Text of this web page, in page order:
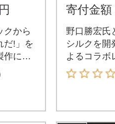
円
クから
だ!」を
作に励
寄付金額
野口勝宏氏
シルクを開
よるコラボ
ルです。